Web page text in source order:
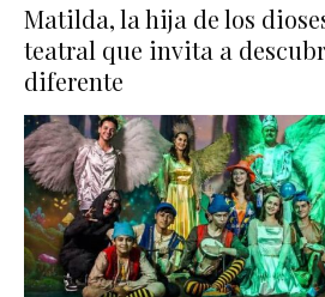
Matilda, la hija de los
teatral que invita a
diferente